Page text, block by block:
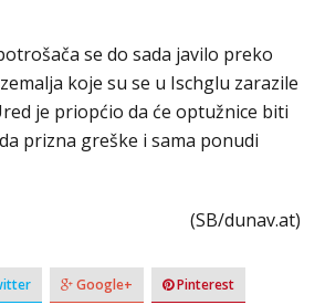
se do sada javilo preko
koje su se u Ischglu zarazile
je priopćio da će optužnice biti
prizna greške i sama ponudi
(SB/dunav.at)
Google+ Pinterest